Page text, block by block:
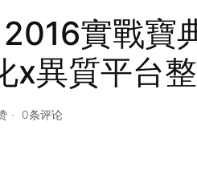
實戰寶
x異質平台
0条评论